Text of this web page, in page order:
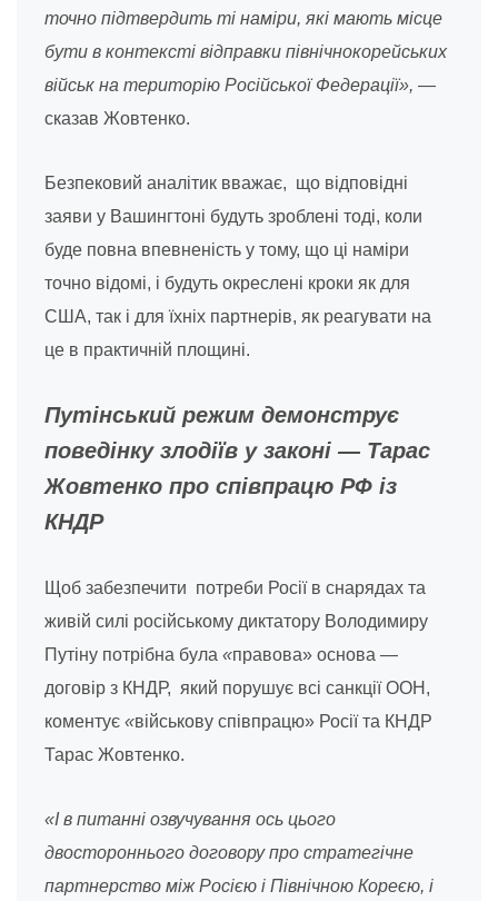
точно підтвердить ті наміри, які мають місце
бути в контексті відправки північнокорейських
військ на територію Російської Федерації», —
сказав Жовтенко.
Безпековий аналітик вважає, що відповідні
заяви у Вашингтоні будуть зроблені тоді, коли
буде повна впевненість у тому, що ці наміри
точно відомі, і будуть окреслені кроки як для
США, так і для їхніх партнерів, як реагувати на
це в практичній площині.
Путінський режим демонструє
поведінку злодіїв у законі — Тарас
Жовтенко про співпрацю РФ із
КНДР
Щоб забезпечити потреби Росії в снарядах та
живій силі російському диктатору Володимиру
Путіну потрібна була «правова» основа —
договір з КНДР, який порушує всі санкції ООН,
коментує «військову співпрацю» Росії та КНДР
Тарас Жовтенко.
«І в питанні озвучування ось цього
двостороннього договору про стратегічне
партнерство між Росією і Північною Кореєю, і